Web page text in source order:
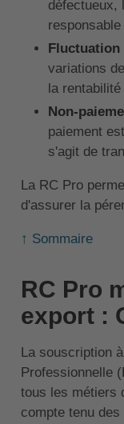
défectueux,
Fluctuation
variations
la
Non-
paiement
s'agit de
La RC Pro
d'assurer la
↑ Sommaire
RC Pro
export :
La souscription
Professionnelle
tous les métiers
compte tenu des